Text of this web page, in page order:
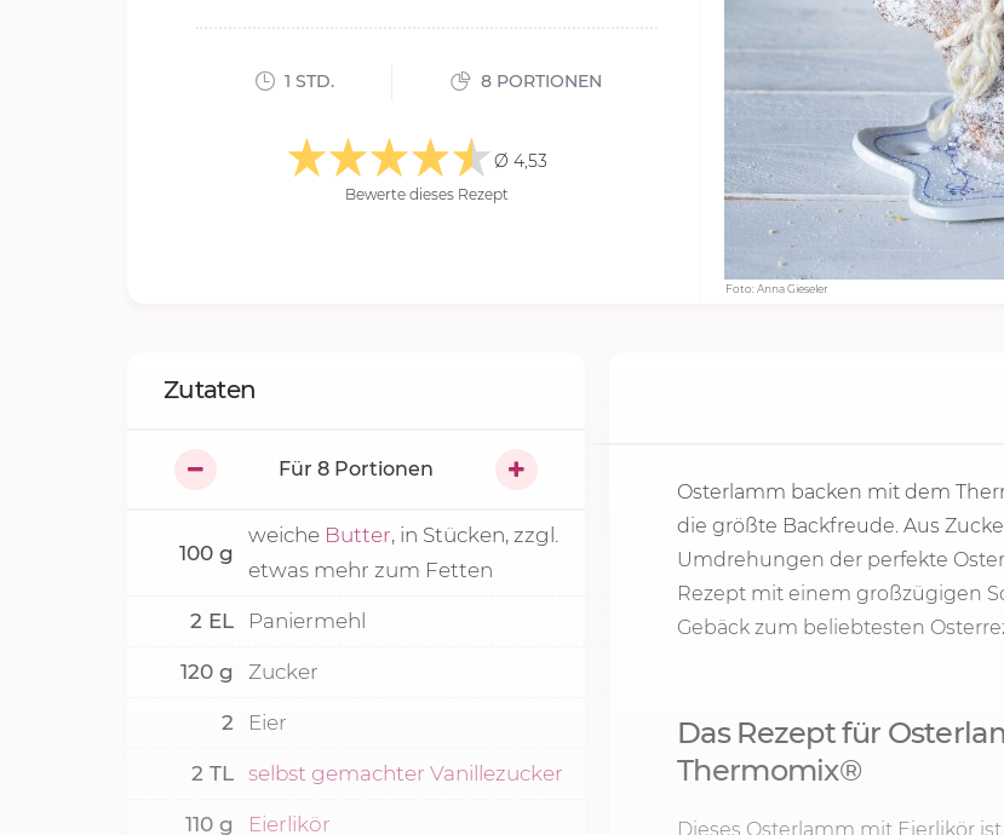
Foto: Anna Gieseler
1 STD. 8 PORTIONEN
Ø 4,53
Bewerte dieses Rezept
Osterlamm backen mit dem
die größte Backfreude. Aus
Umdrehungen der perfekte
Rezept mit einem großzügigen
Gebäck zum beliebtesten
Das Rezept für
Thermomix®
Dieses Osterlamm mit Eierlikör
Zutaten
Für 8 Portionen
100 g
weiche Butter, in Stücken, zzgl.
etwas mehr zum Fetten
2 EL Paniermehl
120 g Zucker
2 Eier
2 TL selbst gemachter Vanillezucker
110 g Eierlikör